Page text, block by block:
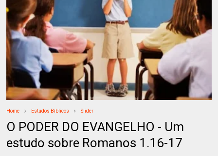
Home Estudos Bíblicos Slider
O PODER DO EVANGELHO - Um
estudo sobre Romanos 1.16-17